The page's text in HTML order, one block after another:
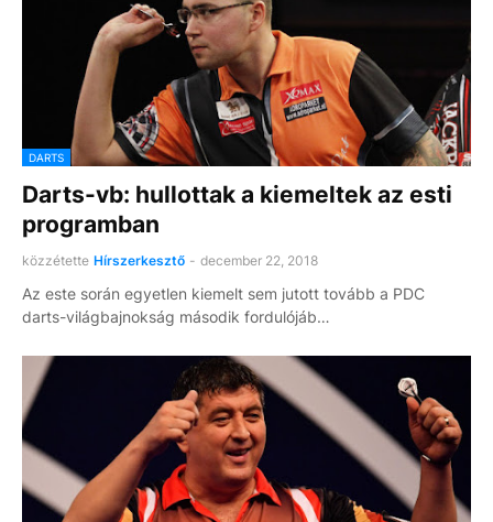
DARTS
Darts-vb: hullottak a kiemeltek az esti
programban
közzétette Hírszerkesztő - december 22, 2018
Az este során egyetlen kiemelt sem jutott tovább a PDC
darts-világbajnokság második fordulójáb…